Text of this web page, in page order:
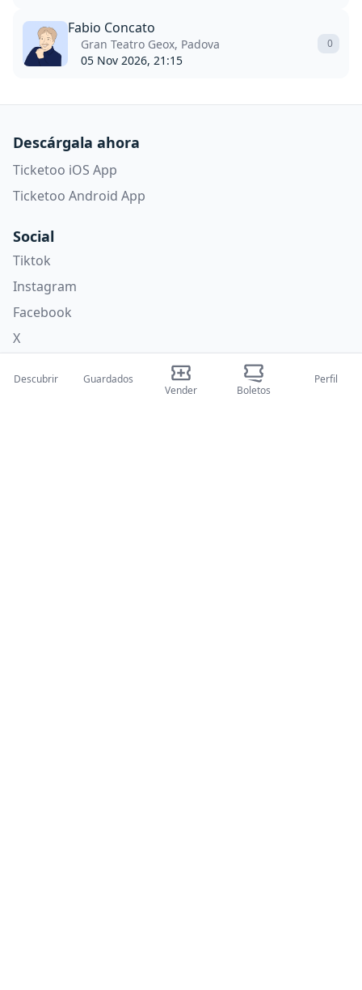
Fabio Concato
Gran Teatro Geox, Padova
05 Nov 2026, 21:15
0
Descárgala ahora
Ticketoo iOS App
Ticketoo Android App
Social
Tiktok
Instagram
Facebook
X
Categorías
Descubrir
Guardados
Vender
Boletos
Perfil